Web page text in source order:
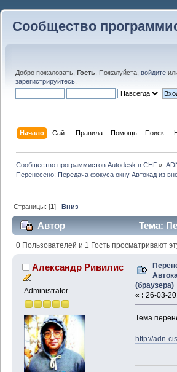
Сообщество
Добро пожаловать, Гость . Пожалуйста, войдите
зарегистрируйтесь
Начало Сайт Правила Помощь Поиск
Сообщество программистов Autodesk в СНГ »
Перенесено: Передача фокуса окну Автокад из
Страницы: [1]Вниз
Автор
Тема:
приложения (браузера) (Прочитано
0 Пользователей и 1 Гость просматривают
Александр Ривилис
Administrator
(браузера)
« : 26-03-
Тема
http://adn-